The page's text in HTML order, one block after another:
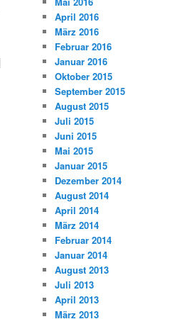
April 2016
März 2016
Februar 2016
Januar 2016
Oktober 2015
September 2015
August 2015
Juli 2015
Juni 2015
Mai 2015
Januar 2015
Dezember 2014
August 2014
April 2014
März 2014
Februar 2014
Januar 2014
August 2013
Juli 2013
April 2013
März 2013